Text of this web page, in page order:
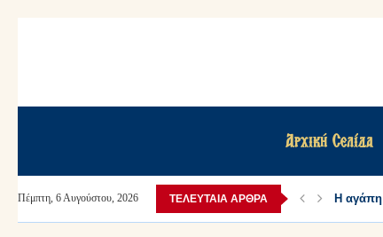
Αρχική Σελίδα
Πέμπτη, 6 Αυγούστου, 2026 ΤΕΛΕΥΤΑΊΑ ΆΡΘΡΑ Η αγάπη